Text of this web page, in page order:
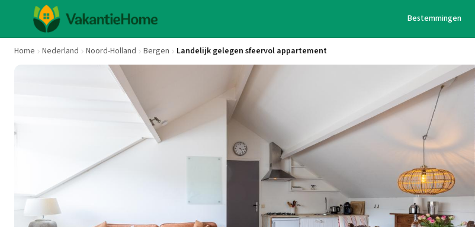
Bestemmingen
Home Nederland Noord-Holland Bergen Landelijk gelegen sfeervol appartement